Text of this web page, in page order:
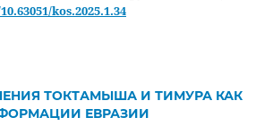
kos.2025.1.34
ТОКТАМЫША И ТИМУРА КАК
ЕВРАЗИИ